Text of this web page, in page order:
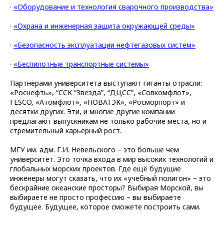
· «Оборудование и технология сварочного производства»
· «Охрана и инженерная защита окружающей среды»
· «Безопасность эксплуатации нефтегазовых систем»
· «Беспилотные транспортные системы»
Партнёрами университета выступают гиганты отрасли:
«Роснефть», “ССК “Звезда”, “ДЦСС”, «Совкомфлот»,
FESCO, «Атомфлот», «НОВАТЭК», «Росморпорт» и
десятки других. Эти, и многие другие компании
предлагают выпускникам не только рабочие места, но и
стремительный карьерный рост.
МГУ им. адм. Г.И. Невельского – это больше чем
университет. Это точка входа в мир высоких технологий и
глобальных морских проектов. Где ещё будущие
инженеры могут сказать, что их «учебный полигон» – это
бескрайние океанские просторы? Выбирая Морской, вы
выбираете не просто профессию – вы выбираете
будущее. Будущее, которое сможете построить сами.